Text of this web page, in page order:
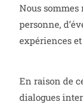
Nous
personne,
expériences
En raison de
dialogues